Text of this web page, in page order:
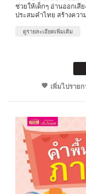
ช่วยให้เด็กๆ อ่านออกเสี
ประสมคำไทย สร้างคว
ดูรายละเอียดเพิ่มเติม
เพิ่มไปราย